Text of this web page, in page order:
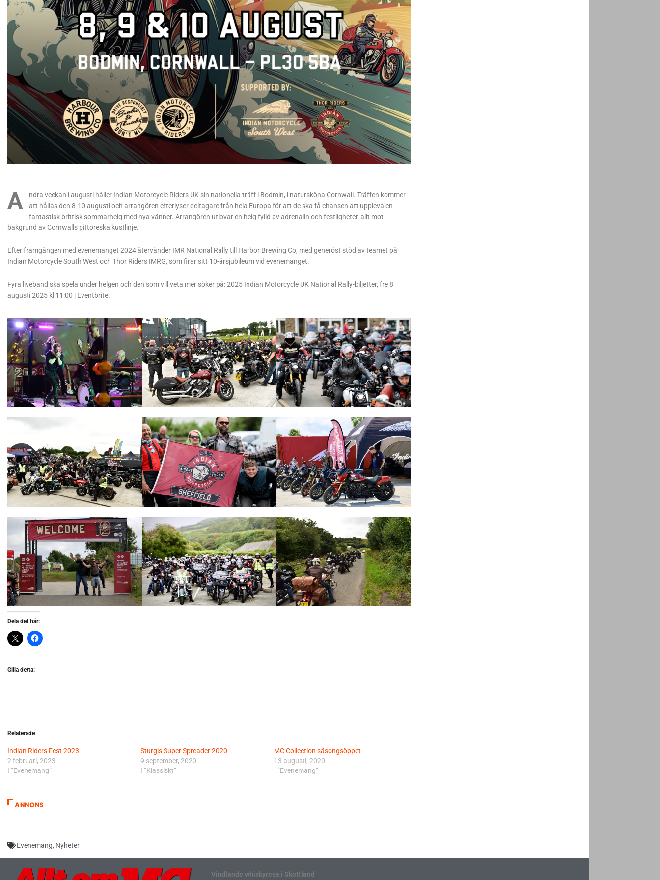
A
ndra veckan i augusti håller Indian Motorcycle Riders UK sin nationella träff i Bodmin, i natursköna Cornwall. Träffen kommer
att hållas den 8-10 augusti och arrangören efterlyser deltagare från hela Europa för att de ska få chansen att uppleva en
fantastisk brittisk sommarhelg med nya vänner. Arrangören utlovar en helg fylld av adrenalin och festligheter, allt mot
bakgrund av Cornwalls pittoreska kustlinje.
Efter framgången med evenemanget 2024 återvänder IMR National Rally till Harbor Brewing Co, med generöst stöd av teamet på
Indian Motorcycle South West och Thor Riders IMRG, som firar sitt 10-årsjubileum vid evenemanget.
Fyra liveband ska spela under helgen och den som vill veta mer söker på: 2025 Indian Motorcycle UK National Rally-biljetter, fre 8
augusti 2025 kl 11:00 | Eventbrite.
Dela det här:
Gilla detta:
Relaterade
Indian Riders Fest 2023
2 februari, 2023
I ”Evenemang”
Sturgis Super Spreader 2020
9 september, 2020
I ”Klassiskt”
MC Collection säsongsöppet
13 augusti, 2020
I ”Evenemang”
ANNONS
Evenemang, Nyheter
Vindlande whiskyresa i Skottland